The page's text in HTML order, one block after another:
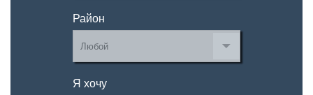
Район
Я хочу